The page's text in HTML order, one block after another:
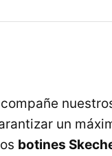
un
botines